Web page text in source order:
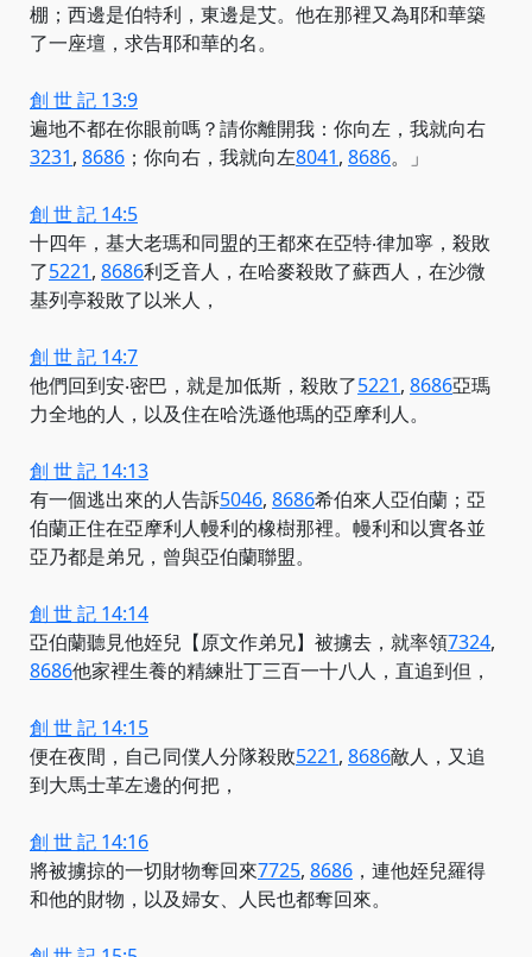
棚；西邊是伯特利，東邊是艾。他在那裡又為耶和華築
了一座壇，求告耶和華的名。
創 世 記 13:9
遍地不都在你眼前嗎？請你離開我：你向左， 我就向右
3231, 8686 ；你向右， 我就向左8041, 8686。」
創 世 記 14:5
十四年，基大老瑪和同盟的王都來在亞特‧律加寧， 殺敗
了5221, 8686利乏音人，在哈麥殺敗了蘇西人，在沙微
基列亭殺敗了以米人，
創 世 記 14:7
他們回到安‧密巴，就是加低斯， 殺敗了5221, 8686亞瑪
力全地的人，以及住在哈洗遜他瑪的亞摩利人。
創 世 記 14:13
有一個逃出來的人告訴5046, 8686希伯來人亞伯蘭；亞
伯蘭正住在亞摩利人幔利的橡樹那裡。幔利和以實各並
亞乃都是弟兄，曾與亞伯蘭聯盟。
創 世 記 14:14
亞伯蘭聽見他姪兒【原文作弟兄】被擄去， 就率領7324,
8686他家裡生養的精練壯丁三百一十八人，直追到但，
創 世 記 14:15
便在夜間，自己同僕人分隊殺敗5221, 8686敵人，又追
到大馬士革左邊的何把，
創 世 記 14:16
將被擄掠的一切財物奪回來7725, 8686 ，連他姪兒羅得
和他的財物，以及婦女、人民也都奪回來。